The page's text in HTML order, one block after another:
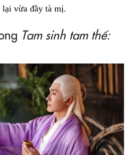
lại vừa đầy tà mị.
Tam sinh tam thế: